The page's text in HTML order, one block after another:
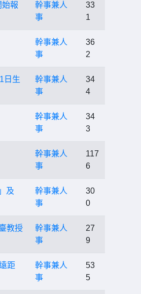
報
幹事兼人
事
33
1
幹事兼人
事
36
2
日生
幹事兼人
事
34
4
幹事兼人
事
34
3
幹事兼人
事
117
6
及
幹事兼人
事
30
0
教授
幹事兼人
事
27
9
距
幹事兼人
事
53
5